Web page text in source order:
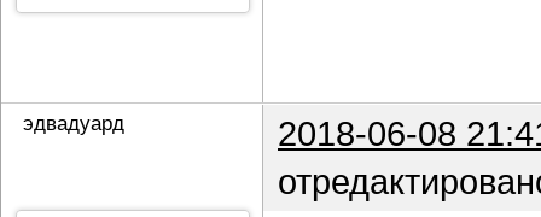
эдвадуард
2018-06-08